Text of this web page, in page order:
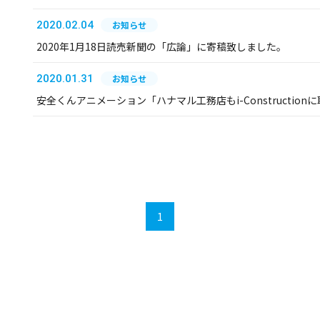
2020.02.04 お知らせ
2020年1月18日読売新聞の「広論」に寄稿致しました。
2020.01.31 お知らせ
安全くんアニメーション「ハナマル工務店もi-Constructionに
1